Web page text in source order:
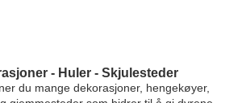
- Huler - Skjulesteder
du mange dekorasjoner, hengekøyer,